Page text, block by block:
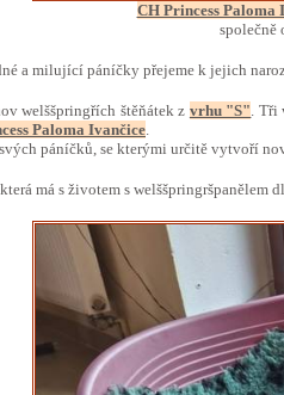
CH Princess Paloma
společně
a milující páníčky přejeme k jejich
welššpringřích štěňátek z vrhu "S". Tři
Paloma Ivančice.
páníčků, se kterými určitě vytvoří
má s životem s welššpringršpanělem